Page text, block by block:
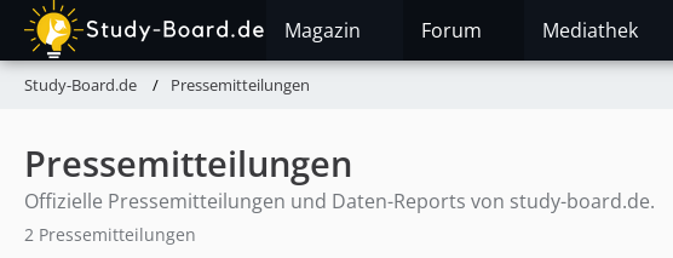
Magazin Forum Mediathek
Study-Board.de Pressemitteilungen
Pressemitteilungen
Offizielle Pressemitteilungen und Daten-Reports von study-board.de.
2 Pressemitteilungen